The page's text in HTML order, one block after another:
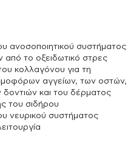
ανοσοποιητικού συστήματος
το οξειδωτικό στρες
κολλαγόνου για τη
αγγείων, των οστών,
και του δέρματος
του σιδήρου
νευρικού συστήματος